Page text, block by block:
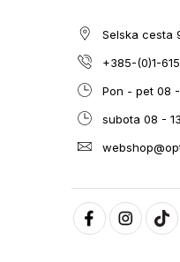
Selska cesta
+385-(0)1-
Pon - pet 08 -
subota 08 -